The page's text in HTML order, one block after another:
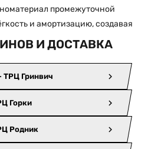
промежуточной
и амортизацию, создавая
И ДОСТАВКА
ТРЦ Гринвич
Горки
Родник